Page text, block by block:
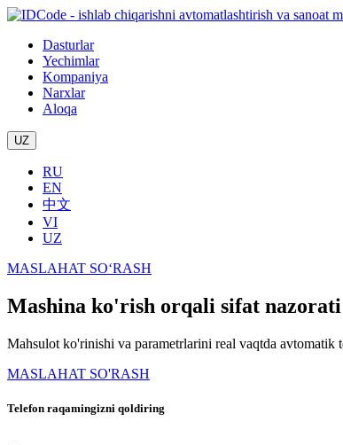
Dasturlar
Yechimlar
Kompaniya
Narxlar
Aloqa
UZ
RU
EN
中文
VI
UZ
MASLAHAT SO‘RASH
Mashina ko'rish orqali sifat nazorati
Mahsulot ko'rinishi va parametrlarini real vaqtda avtomatik
MASLAHAT SO'RASH
Telefon raqamingizni qoldiring